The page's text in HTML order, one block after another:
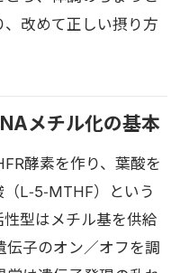
、改めて正しい摂り方
メチル化の基本
酵素を作り、葉酸を
L‑5‑MTHF）という
型はメチル基を供給
伝子のオン／オフを調